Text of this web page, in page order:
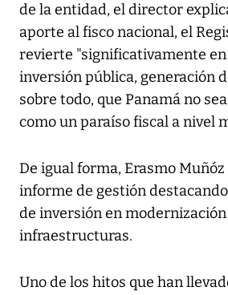
de la entidad, el director
aporte al fisco nacional, el
revierte "significativamente en
inversión pública, generación
sobre todo, que Panamá no
como un paraíso fiscal a nivel
De igual forma, Erasmo
informe de gestión
de inversión en
infraestructuras.
Uno de los hitos que han